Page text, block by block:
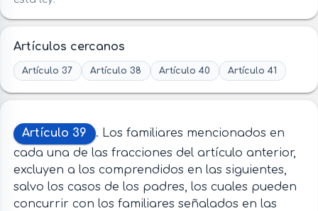
Artículos cercanos
Artículo 37 Artículo 38 Artículo 40 Artículo 41
Artículo 39
. Los familiares mencionados en
cada una de las fracciones del artículo anterior,
excluyen a los comprendidos en las siguientes,
salvo los casos de los padres, los cuales pueden
concurrir con los familiares señalados en las